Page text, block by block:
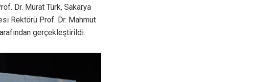
Dr. Murat Türk, Sakarya
Rektörü Prof. Dr. Mahmut
gerçekleştirildi.